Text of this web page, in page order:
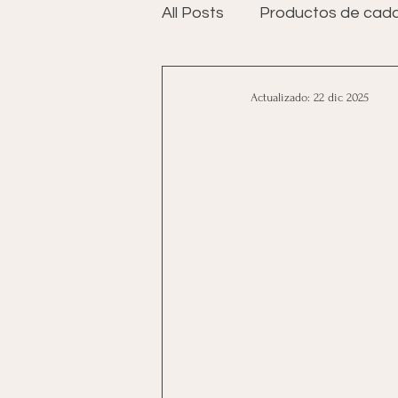
All Posts Productos de
Actualizado: 22 dic 2025